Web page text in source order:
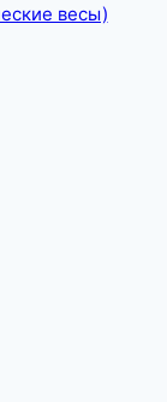
весы)